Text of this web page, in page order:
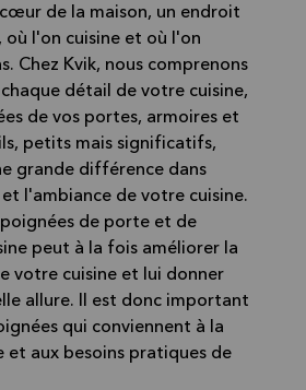
cœur de la maison, un endroit
où l'on cuisine et où l'on
Chez Kvik, nous comprenons
détail de votre cuisine,
de vos portes, armoires et
petits mais significatifs,
grande différence dans
l'ambiance de votre cuisine.
de porte et de
peut à la fois améliorer la
votre cuisine et lui donner
allure. Il est donc important
qui conviennent à la
et aux besoins pratiques de